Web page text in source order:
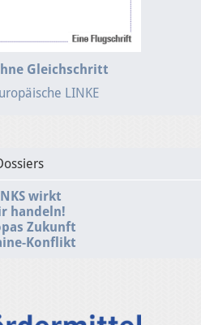
Gleichschritt
LINKE
wirkt
handeln!
Zukunft
Konflikt